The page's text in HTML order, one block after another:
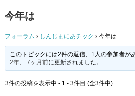
今年は
フォーラム › しんじまにあチック › 今年は
このトピックには2件の返信、1人の参加者が
2年、 7ヶ月前に更新されました。
3件の投稿を表示中 - 1 - 3件目 (全3件中)